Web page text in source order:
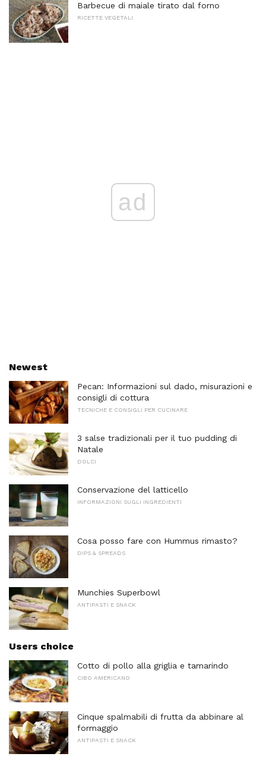
Barbecue di maiale tirato dal forno
RICETTE VEGETALI
ad
Newest
Pecan: Informazioni sul dado, misurazioni e
consigli di cottura
TECNICHE E CONSIGLI PER CUCINARE
3 salse tradizionali per il tuo pudding di
Natale
DOLCI
Conservazione del latticello
INFORMAZIONI SUGLI INGREDIENTI
Cosa posso fare con Hummus rimasto?
DIPS & SPREADS
Munchies Superbowl
ANTIPASTI E SNACK
Users choice
Cotto di pollo alla griglia e tamarindo
CIBO AMERICANO
Cinque spalmabili di frutta da abbinare al
formaggio
ANTIPASTI E SNACK